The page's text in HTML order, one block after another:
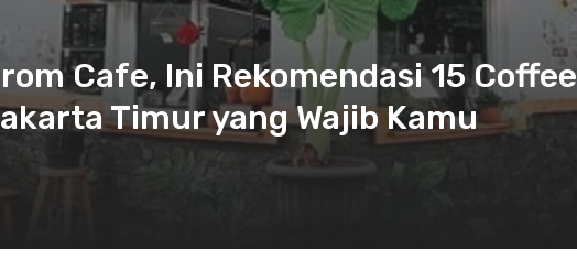
Cafe, Ini Rekomendasi 15 Coffee
Timur yang Wajib Kamu